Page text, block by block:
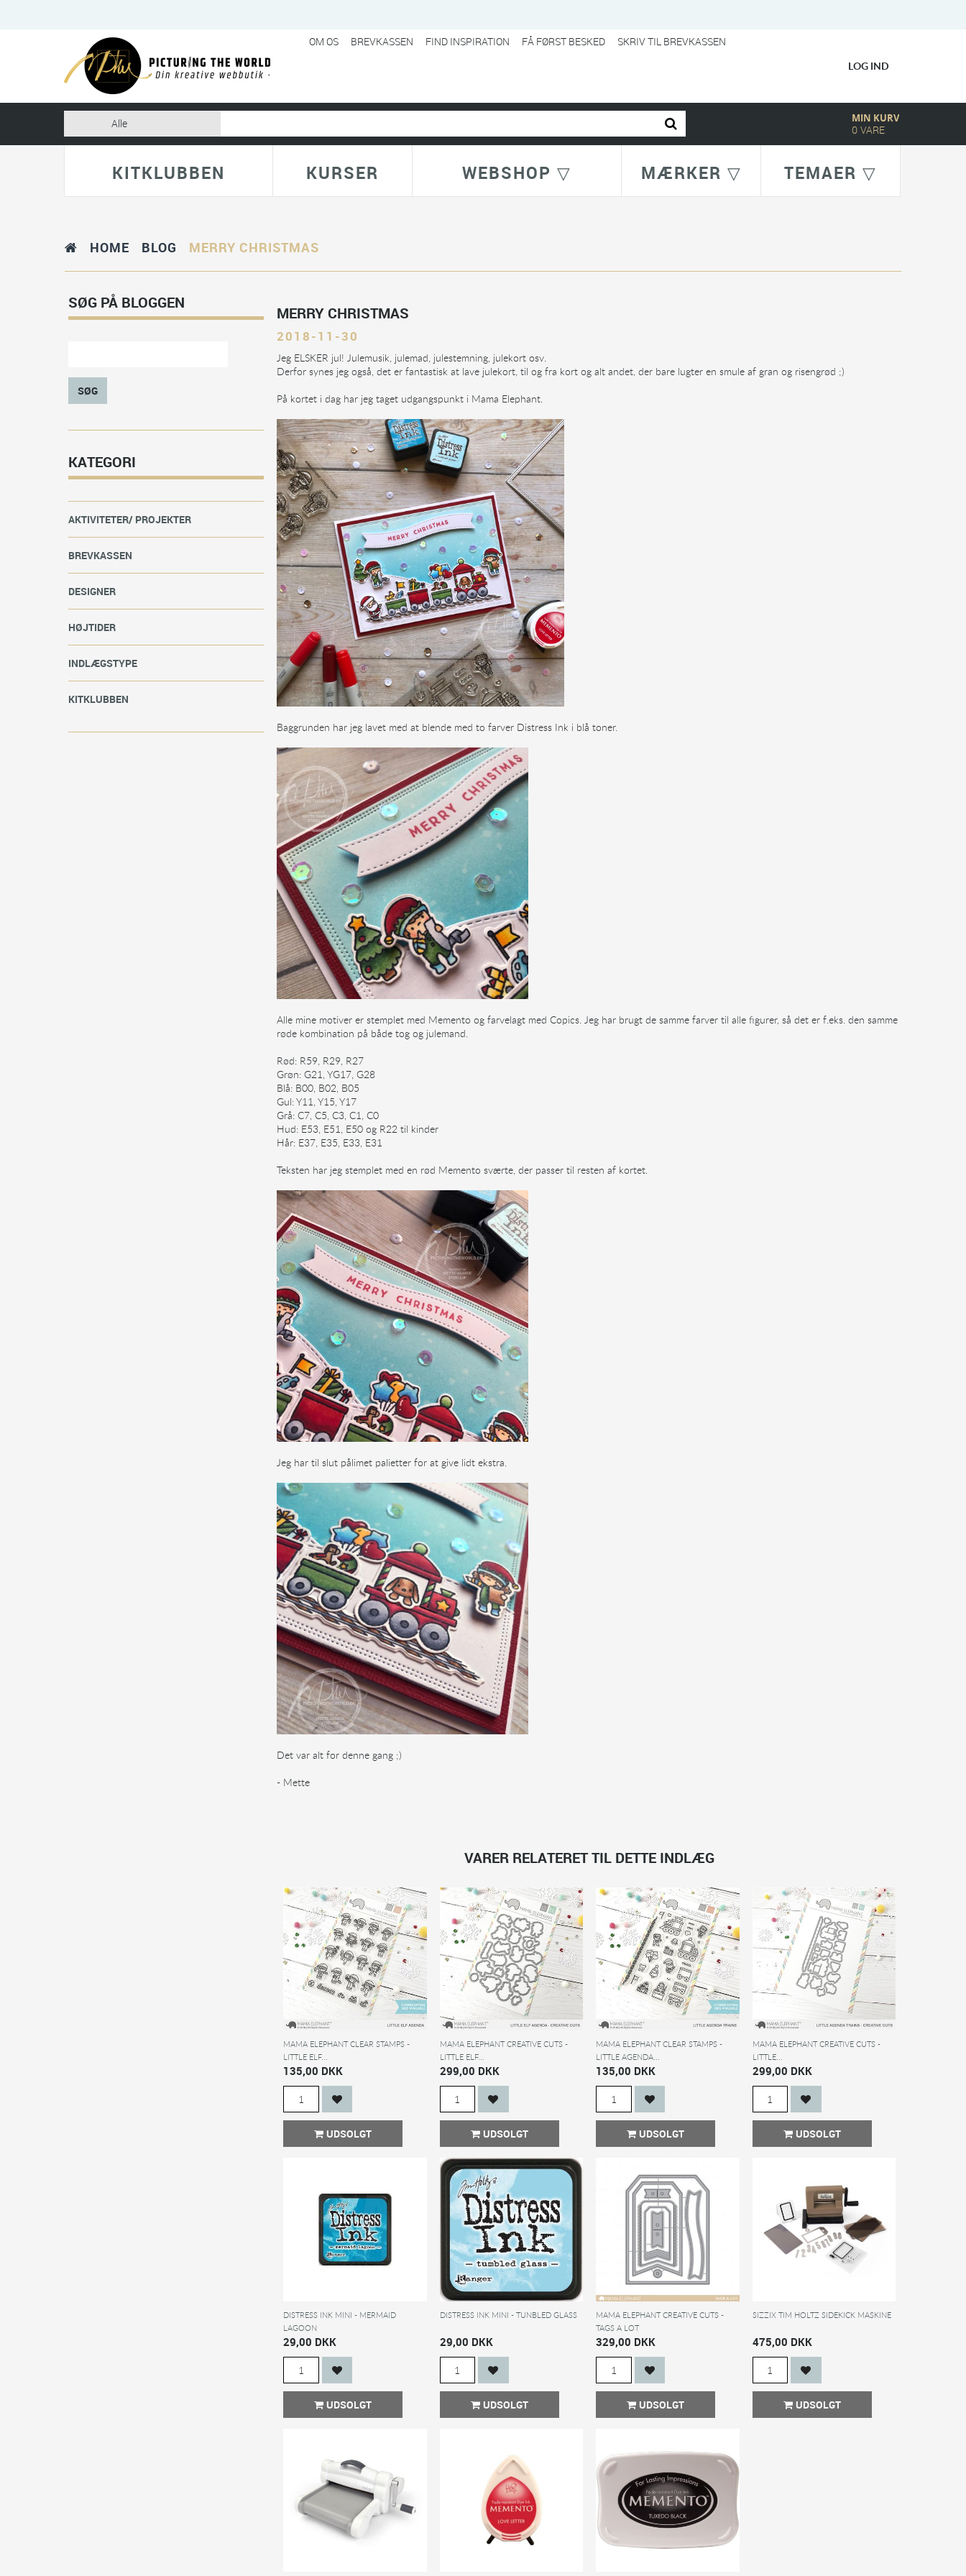
OM OS BREVKASSEN FIND INSPIRATION FÅ FØRST BESKED
SKRIV TIL BREVKASSEN
LOG IND
MIN KURV
0 VARE
KITKLUBBEN KURSER WEBSHOP ▽ MÆRKER ▽ TEMAER ▽
HOME BLOG MERRY CHRISTMAS
SØG PÅ BLOGGEN
SØG
KATEGORI
AKTIVITETER/ PROJEKTER
BREVKASSEN
DESIGNER
HØJTIDER
INDLÆGSTYPE
KITKLUBBEN
MERRY CHRISTMAS
2018-11-30
Jeg ELSKER jul! Julemusik, julemad, julestemning, julekort osv.
Derfor synes jeg også, det er fantastisk at lave julekort, til og fra kort og alt andet, der bare lugter en smule af gran og risengrød ;)
På kortet i dag har jeg taget udgangspunkt i Mama Elephant.
Baggrunden har jeg lavet med at blende med to farver Distress Ink i blå toner.
Alle mine motiver er stemplet med Memento og farvelagt med Copics. Jeg har brugt de samme farver til alle figurer, så det er f.eks. den samme
røde kombination på både tog og julemand.
Rød: R59, R29, R27
Grøn: G21, YG17, G28
Blå: B00, B02, B05
Gul: Y11, Y15, Y17
Grå: C7, C5, C3, C1, C0
Hud: E53, E51, E50 og R22 til kinder
Hår: E37, E35, E33, E31
Teksten har jeg stemplet med en rød Memento sværte, der passer til resten af kortet.
Jeg har til slut pålimet palietter for at give lidt ekstra.
Det var alt for denne gang ;)
- Mette
VARER RELATERET TIL DETTE INDLÆG
MAMA ELEPHANT CLEAR STAMPS -
LITTLE ELF...
135,00 DKK
UDSOLGT
MAMA ELEPHANT CREATIVE CUTS -
LITTLE ELF...
299,00 DKK
UDSOLGT
MAMA ELEPHANT CLEAR STAMPS -
LITTLE AGENDA...
135,00 DKK
UDSOLGT
MAMA ELEPHANT CREATIVE CUTS -
LITTLE...
299,00 DKK
UDSOLGT
DISTRESS INK MINI - MERMAID
LAGOON
29,00 DKK
UDSOLGT
DISTRESS INK MINI - TUNBLED GLASS
29,00 DKK
UDSOLGT
MAMA ELEPHANT CREATIVE CUTS -
TAGS A LOT
329,00 DKK
UDSOLGT
SIZZIX TIM HOLTZ SIDEKICK MASKINE
475,00 DKK
UDSOLGT